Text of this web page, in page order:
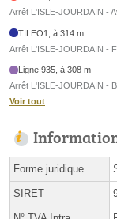
Arrêt L'ISLE-JOURDAIN -
TILEO1, à 314 m
Arrêt L'ISLE-JOURDAIN -
Ligne 935, à 308 m
Arrêt L'ISLE-JOURDAIN -
Voir tout
Forme juridique
SIRET